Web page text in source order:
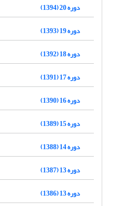
دوره 20 (1394)
دوره 19 (1393)
دوره 18 (1392)
دوره 17 (1391)
دوره 16 (1390)
دوره 15 (1389)
دوره 14 (1388)
دوره 13 (1387)
دوره 13 (1386)